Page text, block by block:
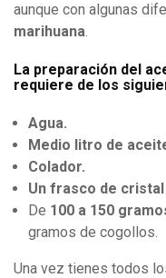
aunque con algunas
marihuana.
La preparación del
requiere de los
Agua.
Medio litro de
Colador.
Un frasco de cristal
De 100 a 150
gramos de cogollos.
Una vez tienes todos